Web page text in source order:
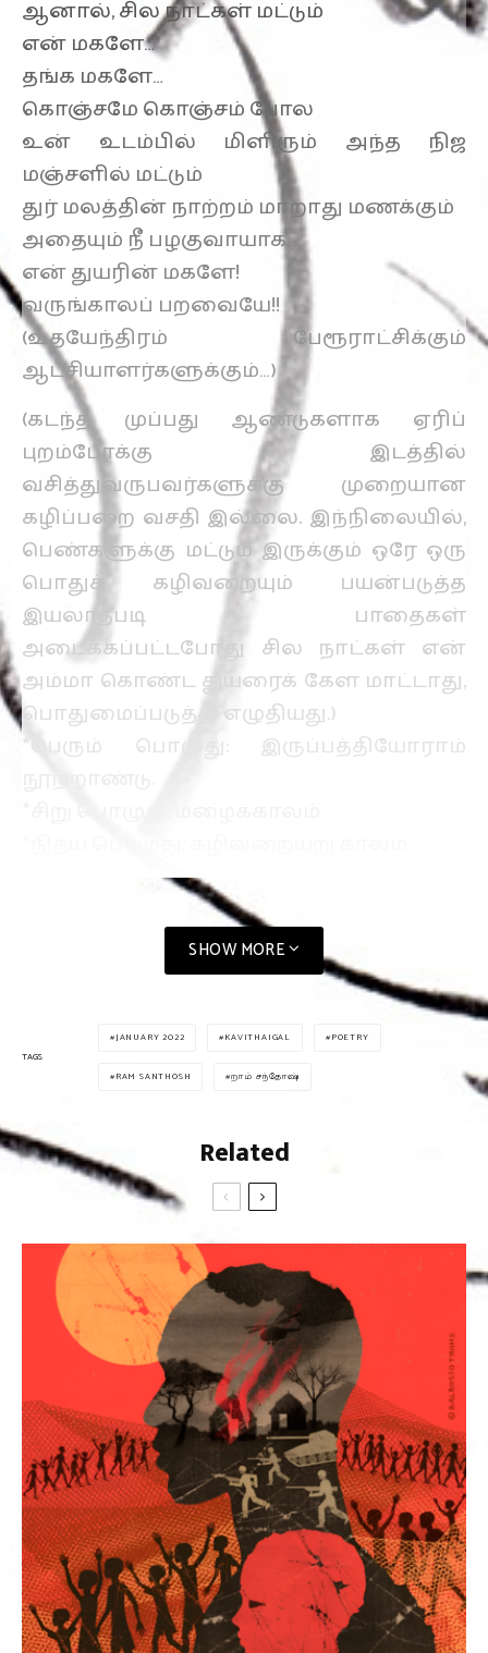
ஆனால், சில நாட்கள் மட்டும்
என் மகளே…
தங்க மகளே…
கொஞ்சமே கொஞ்சம் போல
உன் உடம்பில் மிளிரும் அந்த நிஜ
மஞ்சளில் மட்டும்
துர் மலத்தின் நாற்றம் மாறாது மணக்கும்
அதையும் நீ பழகுவாயாக…
என் துயரின் மகளே!
வருங்காலப் பறவையே!!
(உதயேந்திரம் பேரூராட்சிக்கும்
ஆட்சியாளர்களுக்கும்…)
(கடந்த முப்பது ஆண்டுகளாக ஏரிப்
புறம்போக்கு இடத்தில்
வசித்துவருபவர்களுக்கு முறையான
கழிப்பறை வசதி இல்லை. இந்நிலையில்,
பெண்களுக்கு மட்டும் இருக்கும் ஒரே ஒரு
பொதுக் கழிவறையும் பயன்படுத்த
இயலாதபடி பாதைகள்
அடைக்கப்பட்டபோது சில நாட்கள் என்
அம்மா கொண்ட துயரைக் கேள மாட்டாது,
பொதுமைப்படுத்தி எழுதியது.)
*பெரும் பொழுது: இருப்பத்தியோராம்
SHOW MORE
TAGS
JANUARY 2022 KAVITHAIGAL POETRY
RAM SANTHOSH றாம் சந்தோஷ்
Related